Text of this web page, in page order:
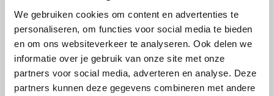
We gebruiken cookies om content en advertenties te
personaliseren, om functies voor social media te bieden
en om ons websiteverkeer te analyseren. Ook delen we
informatie over je gebruik van onze site met onze
partners voor social media, adverteren en analyse. Deze
partners kunnen deze gegevens combineren met andere
Ontvang de beste DEALS en tips in je inbox!